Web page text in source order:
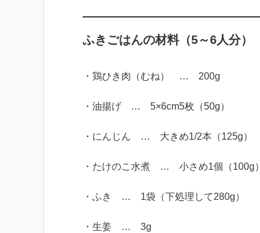
ふきごはんの材料（5～6人分）
・鶏ひき肉（むね） … 200g
・油揚げ … 5×6cm5枚（50g）
・にんじん … 大きめ1/2本（125g）
・たけのこ水煮 … 小さめ1個（100g）
・ふき … 1袋（下処理して280g）
・生姜 … 3g